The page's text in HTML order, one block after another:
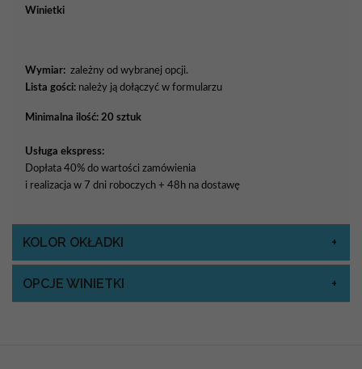
Winietki
Wymiar: zależny od wybranej opcji.
Lista gości: należy ją dołączyć w formularzu
Minimalna ilość: 20 sztuk
Usługa ekspress:
Dopłata 40% do wartości zamówienia
i realizacja w 7 dni roboczych + 48h na dostawę
KOLOR OKŁADKI
OPCJE WINIETKI